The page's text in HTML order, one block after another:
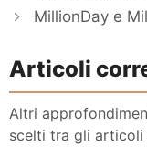
MillionDay e
Articoli
Altri
scelti tra gli articoli